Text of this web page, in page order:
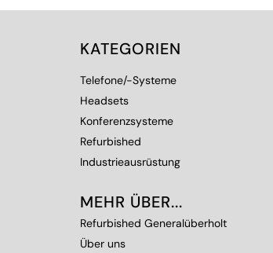
KATEGORIEN
Telefone/-Systeme
Headsets
Konferenzsysteme
Refurbished
Industrieausrüstung
MEHR ÜBER...
Refurbished Generalüberholt
Über uns